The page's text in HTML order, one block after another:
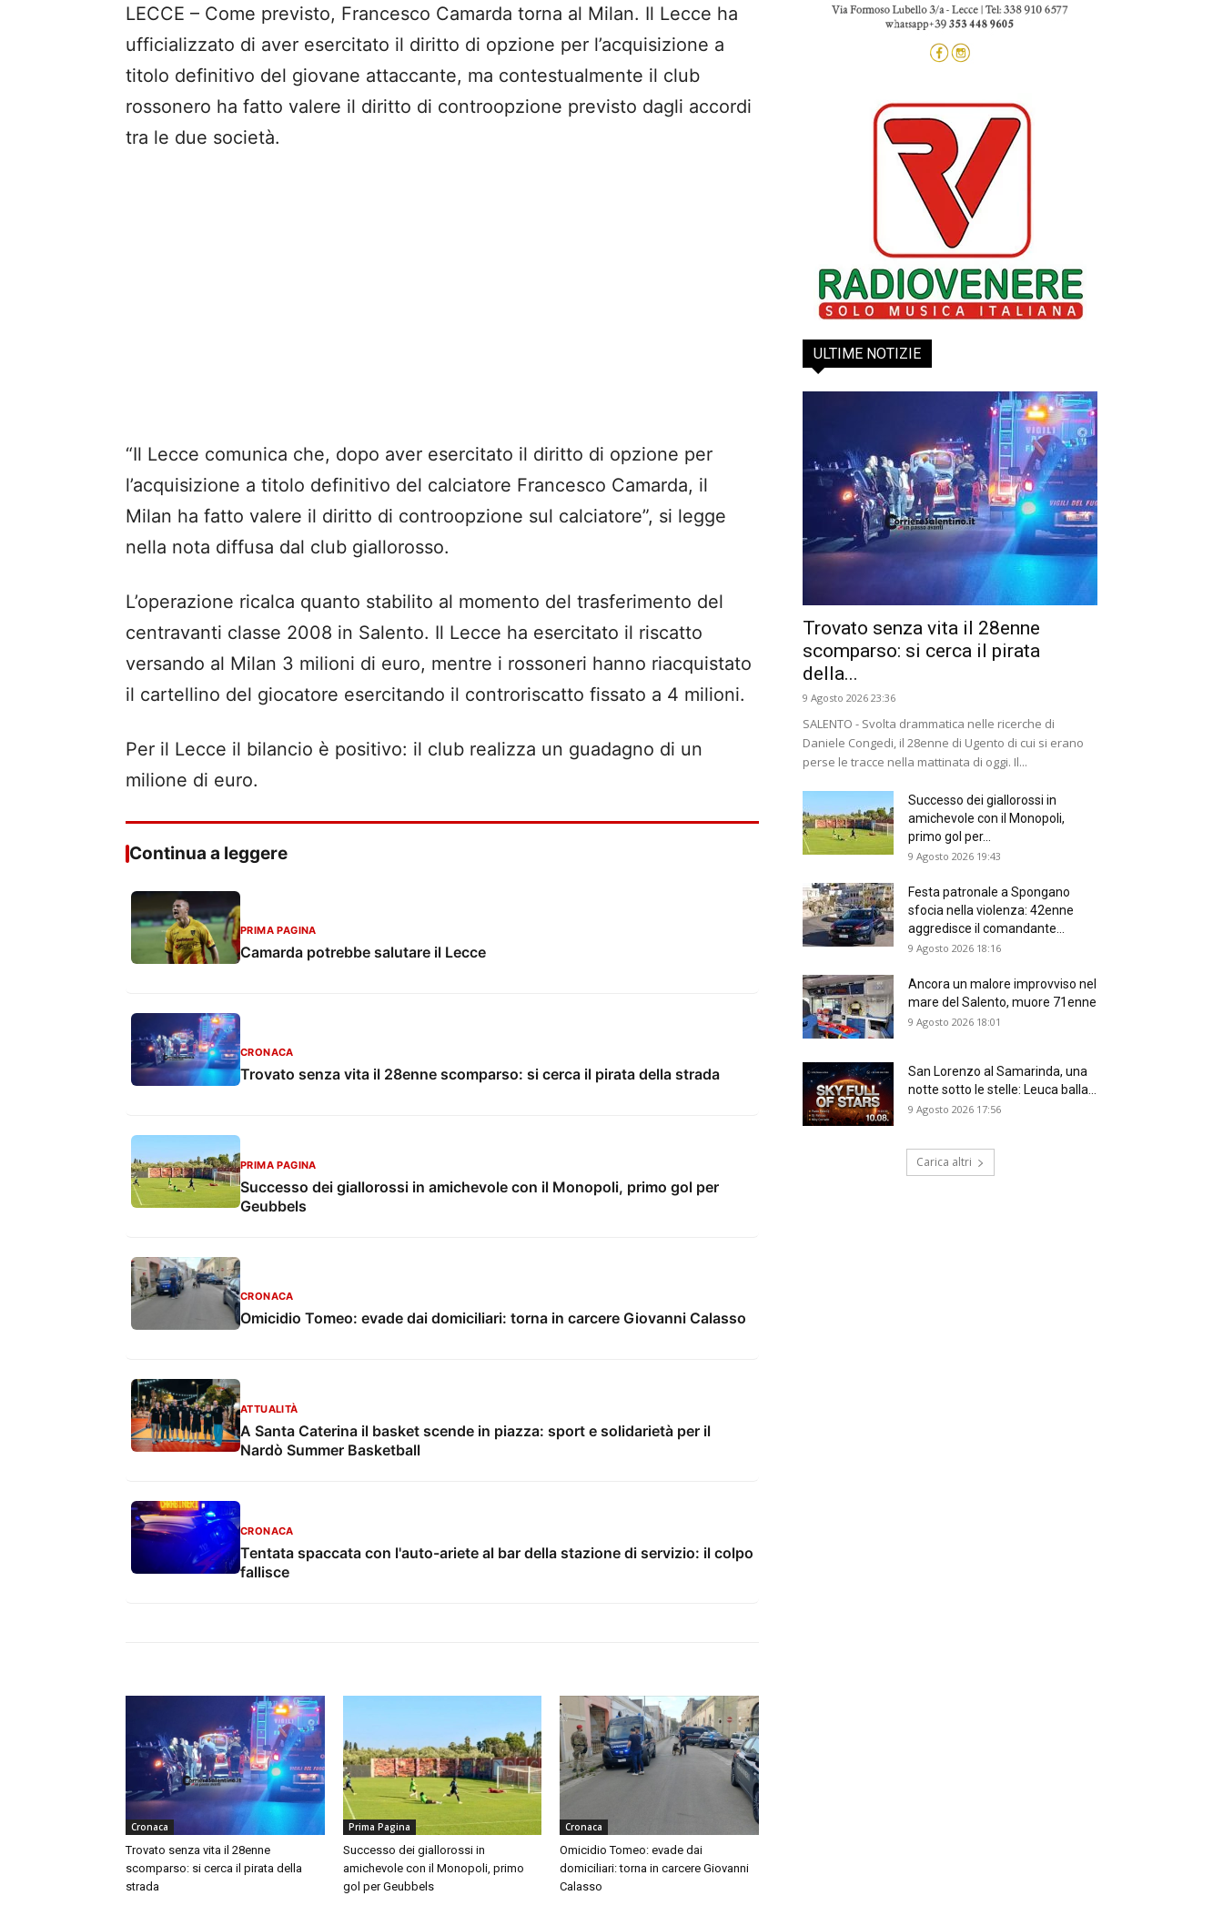
LECCE – Come previsto, Francesco Camarda torna al Milan. Il Lecce ha
ufficializzato di aver esercitato il diritto di opzione per l’acquisizione a
titolo definitivo del giovane attaccante, ma contestualmente il club
rossonero ha fatto valere il diritto di controopzione previsto dagli accordi
tra le due società.
“Il Lecce comunica che, dopo aver esercitato il diritto di opzione per
l’acquisizione a titolo definitivo del calciatore Francesco Camarda, il
Milan ha fatto valere il diritto di controopzione sul calciatore”, si legge
nella nota diffusa dal club giallorosso.
L’operazione ricalca quanto stabilito al momento del trasferimento del
centravanti classe 2008 in Salento. Il Lecce ha esercitato il riscatto
versando al Milan 3 milioni di euro, mentre i rossoneri hanno riacquistato
il cartellino del giocatore esercitando il controriscatto fissato a 4 milioni.
Per il Lecce il bilancio è positivo: il club realizza un guadagno di un
milione di euro.
Continua a leggere
PRIMA PAGINA
Camarda potrebbe salutare il Lecce
CRONACA
Trovato senza vita il 28enne scomparso: si cerca il pirata della strada
PRIMA PAGINA
Successo dei giallorossi in amichevole con il Monopoli, primo gol per
Geubbels
CRONACA
Omicidio Tomeo: evade dai domiciliari: torna in carcere Giovanni Calasso
ATTUALITÀ
A Santa Caterina il basket scende in piazza: sport e solidarietà per il
Nardò Summer Basketball
CRONACA
Tentata spaccata con l'auto-ariete al bar della stazione di servizio: il colpo
fallisce
Cronaca
Trovato senza vita il 28enne
scomparso: si cerca il pirata della
strada
Prima Pagina
Successo dei giallorossi in
amichevole con il Monopoli, primo
gol per Geubbels
Cronaca
Omicidio Tomeo: evade dai
domiciliari: torna in carcere Giovanni
Calasso
ULTIME NOTIZIE
Trovato senza vita il 28enne
scomparso: si cerca il pirata
della...
9 Agosto 2026 23:36
SALENTO - Svolta drammatica nelle ricerche di
Daniele Congedi, il 28enne di Ugento di cui si erano
perse le tracce nella mattinata di oggi. Il...
Successo dei giallorossi in
amichevole con il Monopoli,
primo gol per...
9 Agosto 2026 19:43
Festa patronale a Spongano
sfocia nella violenza: 42enne
aggredisce il comandante...
9 Agosto 2026 18:16
Ancora un malore improvviso nel
mare del Salento, muore 71enne
9 Agosto 2026 18:01
San Lorenzo al Samarinda, una
notte sotto le stelle: Leuca balla...
9 Agosto 2026 17:56
Carica altri